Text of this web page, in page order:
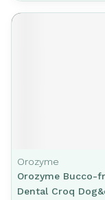
Orozyme
Orozyme Bucco-
Dental Croq